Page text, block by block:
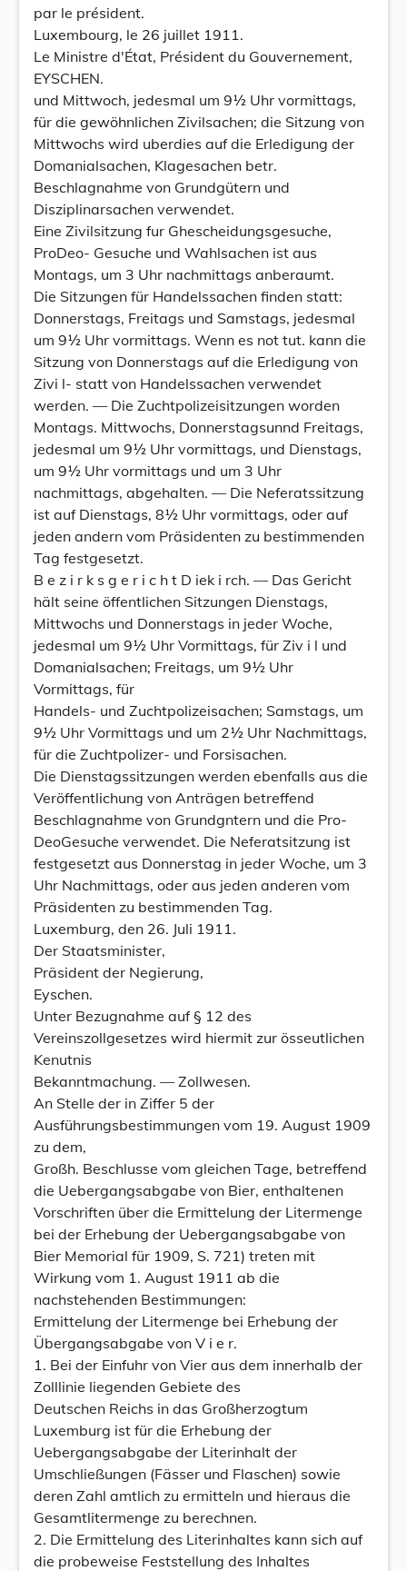
par le président.
Luxembourg, le 26 juillet 1911.
Le Ministre d'État, Président du Gouvernement,
EYSCHEN.
und Mittwoch, jedesmal um 9½ Uhr vormittags,
für die gewöhnlichen Zivilsachen; die Sitzung von
Mittwochs wird uberdies auf die Erledigung der
Domanialsachen, Klagesachen betr.
Beschlagnahme von Grundgütern und
Disziplinarsachen verwendet.
Eine Zivilsitzung fur Ghescheidungsgesuche,
ProDeo- Gesuche und Wahlsachen ist aus
Montags, um 3 Uhr nachmittags anberaumt.
Die Sitzungen für Handelssachen finden statt:
Donnerstags, Freitags und Samstags, jedesmal
um 9½ Uhr vormittags. Wenn es not tut. kann die
Sitzung von Donnerstags auf die Erledigung von
Zivi l- statt von Handelssachen verwendet
werden. — Die Zuchtpolizeisitzungen worden
Montags. Mittwochs, Donnerstagsunnd Freitags,
jedesmal um 9½ Uhr vormittags, und Dienstags,
um 9½ Uhr vormittags und um 3 Uhr
nachmittags, abgehalten. — Die Neferatssitzung
ist auf Dienstags, 8½ Uhr vormittags, oder auf
jeden andern vom Präsidenten zu bestimmenden
Tag festgesetzt.
B e z i r k s g e r i c h t D iek i rch. — Das Gericht
hält seine öffentlichen Sitzungen Dienstags,
Mittwochs und Donnerstags in jeder Woche,
jedesmal um 9½ Uhr Vormittags, für Ziv i l und
Domanialsachen; Freitags, um 9½ Uhr
Vormittags, für
Handels- und Zuchtpolizeisachen; Samstags, um
9½ Uhr Vormittags und um 2½ Uhr Nachmittags,
für die Zuchtpolizer- und Forsisachen.
Die Dienstagssitzungen werden ebenfalls aus die
Veröffentlichung von Anträgen betreffend
Beschlagnahme von Grundgntern und die Pro-
DeoGesuche verwendet. Die Neferatsitzung ist
festgesetzt aus Donnerstag in jeder Woche, um 3
Uhr Nachmittags, oder aus jeden anderen vom
Präsidenten zu bestimmenden Tag.
Luxemburg, den 26. Juli 1911.
Der Staatsminister,
Präsident der Negierung,
Eyschen.
Unter Bezugnahme auf § 12 des
Vereinszollgesetzes wird hiermit zur össeutlichen
Kenutnis
Bekanntmachung. — Zollwesen.
An Stelle der in Ziffer 5 der
Ausführungsbestimmungen vom 19. August 1909
zu dem,
Großh. Beschlusse vom gleichen Tage, betreffend
die Uebergangsabgabe von Bier, enthaltenen
Vorschriften über die Ermittelung der Litermenge
bei der Erhebung der Uebergangsabgabe von
Bier Memorial für 1909, S. 721) treten mit
Wirkung vom 1. August 1911 ab die
nachstehenden Bestimmungen:
Ermittelung der Litermenge bei Erhebung der
Übergangsabgabe von V i e r.
1. Bei der Einfuhr von Vier aus dem innerhalb der
Zolllinie liegenden Gebiete des
Deutschen Reichs in das Großherzogtum
Luxemburg ist für die Erhebung der
Uebergangsabgabe der Literinhalt der
Umschließungen (Fässer und Flaschen) sowie
deren Zahl amtlich zu ermitteln und hieraus die
Gesamtlitermenge zu berechnen.
2. Die Ermittelung des Literinhaltes kann sich auf
die probeweise Feststellung des Inhaltes